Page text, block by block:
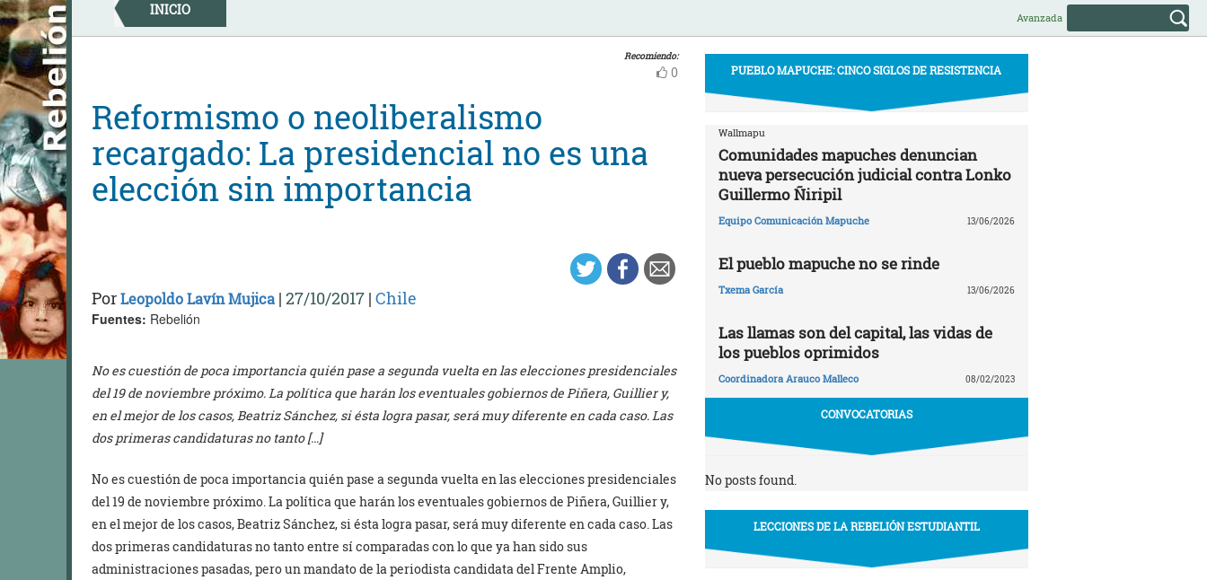
Skip
to
content
INICIO Avanzada
Recomiendo:
0
Reformismo o neoliberalismo
recargado: La presidencial no es una
elección sin importancia
PorLeopoldo Lavín Mujica | 27/10/2017 | Chile
Fuentes: Rebelión
No es cuestión de poca importancia quién pase a segunda vuelta en las elecciones presidenciales
del 19 de noviembre próximo. La política que harán los eventuales gobiernos de Piñera, Guillier y,
en el mejor de los casos, Beatriz Sánchez, si ésta logra pasar, será muy diferente en cada caso. Las
dos primeras candidaturas no tanto […]
No es cuestión de poca importancia quién pase a segunda vuelta en las elecciones presidenciales
del 19 de noviembre próximo. La política que harán los eventuales gobiernos de Piñera, Guillier y,
en el mejor de los casos, Beatriz Sánchez, si ésta logra pasar, será muy diferente en cada caso. Las
dos primeras candidaturas no tanto entre sí comparadas con lo que ya han sido sus
administraciones pasadas, pero un mandato de la periodista candidata del Frente Amplio,
PUEBLO MAPUCHE: CINCO SIGLOS DE RESISTENCIA
Wallmapu
Comunidades mapuches denuncian
nueva persecución judicial contra Lonko
Guillermo Ñiripil
Equipo Comunicación Mapuche 13/06/2026
El pueblo mapuche no se rinde
Txema García 13/06/2026
Las llamas son del capital, las vidas de
los pueblos oprimidos
Coordinadora Arauco Malleco 08/02/2023
CONVOCATORIAS
No posts found.
LECCIONES DE LA REBELIÓN ESTUDIANTIL